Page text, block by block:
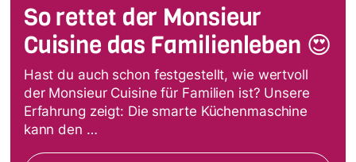
So rettet der Monsieur
Cuisine das Familienleben 😍
Hast du auch schon festgestellt, wie wertvoll
der Monsieur Cuisine für Familien ist? Unsere
Erfahrung zeigt: Die smarte Küchenmaschine
kann den …